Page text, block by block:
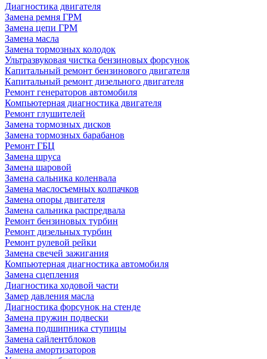
Диагностика двигателя
Замена ремня ГРМ
Замена цепи ГРМ
Замена масла
Замена тормозных колодок
Ультразвуковая чистка бензиновых форсунок
Капитальный ремонт бензинового двигателя
Капитальный ремонт дизельного двигателя
Ремонт генераторов автомобиля
Компьютерная диагностика двигателя
Ремонт глушителей
Замена тормозных дисков
Замена тормозных барабанов
Ремонт ГБЦ
Замена шруса
Замена шаровой
Замена сальника коленвала
Замена маслосъемных колпачков
Замена опоры двигателя
Замена сальника распредвала
Ремонт бензиновых турбин
Ремонт дизельных турбин
Ремонт рулевой рейки
Замена свечей зажигания
Компьютерная диагностика автомобиля
Замена сцепления
Диагностика ходовой части
Замер давления масла
Диагностика форсунок на стенде
Замена пружин подвески
Замена подшипника ступицы
Замена сайлентблоков
Замена амортизаторов